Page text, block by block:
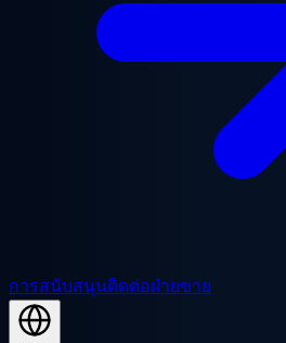
การสนับสนุนติดต่อฝ่ายขาย